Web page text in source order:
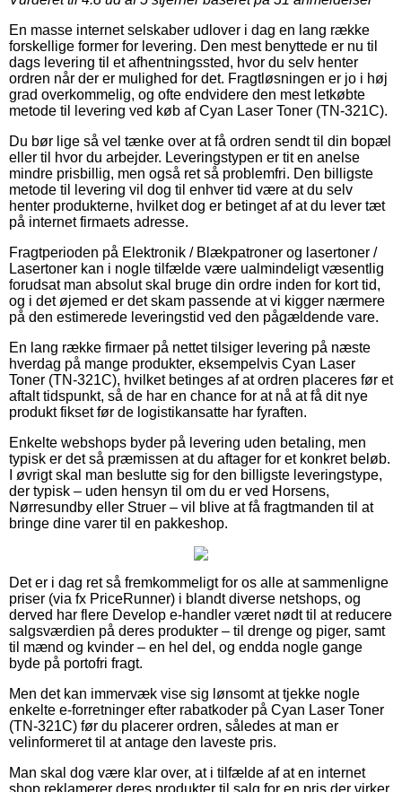
En masse internet selskaber udlover i dag en lang række
forskellige former for levering. Den mest benyttede er nu til
dags levering til et afhentningssted, hvor du selv henter
ordren når der er mulighed for det. Fragtløsningen er jo i høj
grad overkommelig, og ofte endvidere den mest letkøbte
metode til levering ved køb af Cyan Laser Toner (TN-321C).
Du bør lige så vel tænke over at få ordren sendt til din bopæl
eller til hvor du arbejder. Leveringstypen er tit en anelse
mindre prisbillig, men også ret så problemfri. Den billigste
metode til levering vil dog til enhver tid være at du selv
henter produkterne, hvilket dog er betinget af at du lever tæt
på internet firmaets adresse.
Fragtperioden på Elektronik / Blækpatroner og lasertoner /
Lasertoner kan i nogle tilfælde være ualmindeligt væsentlig
forudsat man absolut skal bruge din ordre inden for kort tid,
og i det øjemed er det skam passende at vi kigger nærmere
på den estimerede leveringstid ved den pågældende vare.
En lang række firmaer på nettet tilsiger levering på næste
hverdag på mange produkter, eksempelvis Cyan Laser
Toner (TN-321C), hvilket betinges af at ordren placeres før et
aftalt tidspunkt, så de har en chance for at nå at få dit nye
produkt fikset før de logistikansatte har fyraften.
Enkelte webshops byder på levering uden betaling, men
typisk er det så præmissen at du aftager for et konkret beløb.
I øvrigt skal man beslutte sig for den billigste leveringstype,
der typisk – uden hensyn til om du er ved Horsens,
Nørresundby eller Struer – vil blive at få fragtmanden til at
bringe dine varer til en pakkeshop.
Det er i dag ret så fremkommeligt for os alle at sammenligne
priser (via fx PriceRunner) i blandt diverse netshops, og
derved har flere Develop e-handler været nødt til at reducere
salgsværdien på deres produkter – til drenge og piger, samt
til mænd og kvinder – en hel del, og endda nogle gange
byde på portofri fragt.
Men det kan immervæk vise sig lønsomt at tjekke nogle
enkelte e-forretninger efter rabatkoder på Cyan Laser Toner
(TN-321C) før du placerer ordren, således at man er
velinformeret til at antage den laveste pris.
Man skal dog være klar over, at i tilfælde af at en internet
shop reklamerer deres produkter til salg for en pris der virker